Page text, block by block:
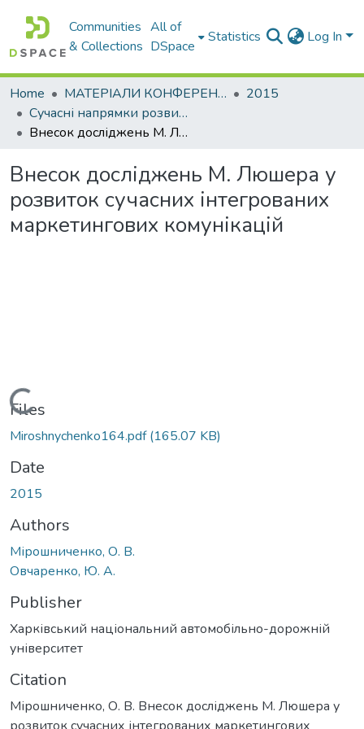
Communities
& Collections
All of
DSpace
Statistics Log In
Home МАТЕРІАЛИ КОНФЕРЕНЦІЙ
2015
Сучасні напрямки розвитку економіки і менеджменту на підприємствах України
Внесок досліджень М. Люшера у розвиток сучасних інтегрованих маркетингових комунікацій
Внесок досліджень М. Люшера у
розвиток сучасних інтегрованих
маркетингових комунікацій
Loading...
Files
Miroshnychenko164.pdf(165.07 KB)
Date
2015
Authors
Мірошниченко, О. В.
Овчаренко, Ю. А.
Publisher
Харківський національний автомобільно-дорожній
університет
Citation
Мірошниченко, О. В. Внесок досліджень М. Люшера у